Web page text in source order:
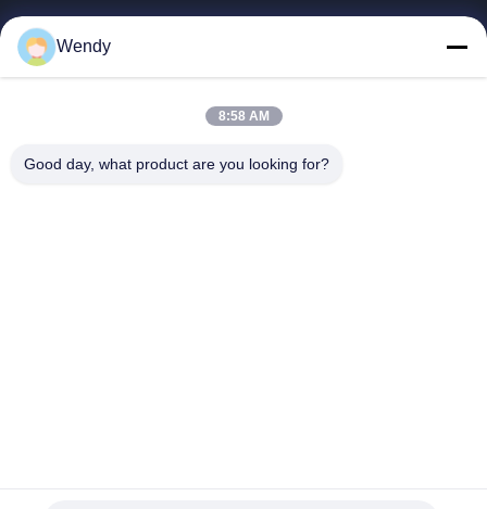
VRショー
Wendy
8:58 AM
Good day, what product are you looking for?